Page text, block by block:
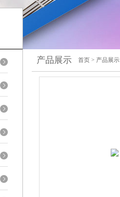
产品展示 首页 > 产品展示